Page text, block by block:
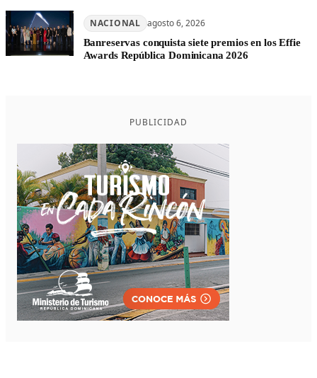
NACIONAL agosto 6, 2026
Banreservas conquista siete premios en los Effie
Awards República Dominicana 2026
PUBLICIDAD